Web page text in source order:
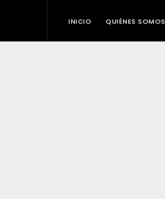
INICIO QUIÉNES SOMOS